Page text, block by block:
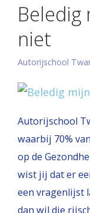
Beledig
niet
Autorijschool
Autorijschool
waarbij 70%
op de
wist jij dat er
een vragenlijst
dan wil die